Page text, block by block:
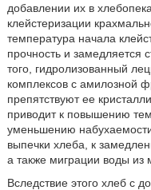
добавлении их в
клейстеризации
температура начала
прочность и замедляется
того, гидролизованный
комплексов с амилозной
препятствуют ее
приводит к повышению
уменьшению
выпечки хлеба, к
а также миграции воды из
Вследствие этого хлеб с